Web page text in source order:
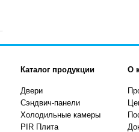
Каталог продукции
Двери
Сэндвич-панели
Холодильные камеры
PIR Плита
О